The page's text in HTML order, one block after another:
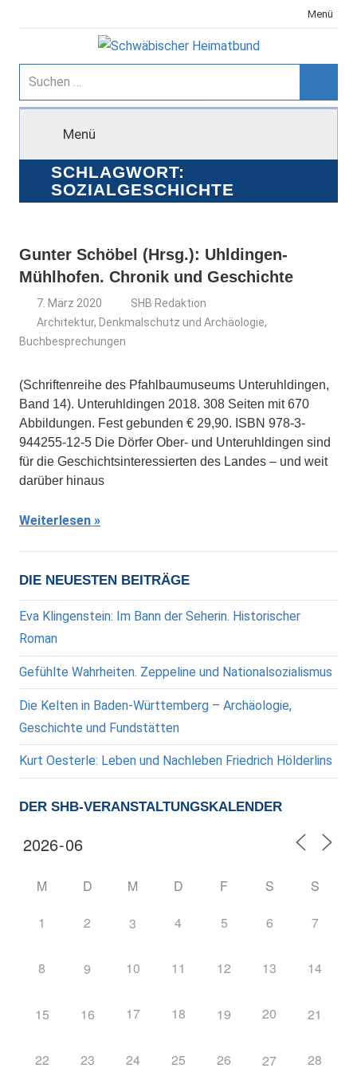
Inhalt
Menü
Schwäbischer
Heimatbund
Suchen
nach:
Menü
SCHLAGWORT:
SOZIALGESCHICHTE
Gunter Schöbel (Hrsg.): Uhldingen-
Mühlhofen. Chronik und Geschichte
7. März 2020
SHB Redaktion
Architektur, Denkmalschutz und Archäologie,
Buchbesprechungen
(Schriftenreihe des Pfahlbaumuseums Unteruhldingen,
Band 14). Unteruhldingen 2018. 308 Seiten mit 670
Abbildungen. Fest gebunden € 29,90. ISBN 978-3-
944255-12-5 Die Dörfer Ober- und Unteruhldingen sind
für die Geschichtsinteressierten des Landes – und weit
darüber hinaus
Weiterlesen
DIE NEUESTEN BEITRÄGE
Eva Klingenstein: Im Bann der Seherin. Historischer
Roman
Gefühlte Wahrheiten. Zeppeline und Nationalsozialismus
Die Kelten in Baden-Württemberg – Archäologie,
Geschichte und Fundstätten
Kurt Oesterle: Leben und Nachleben Friedrich Hölderlins
DER SHB-VERANSTALTUNGSKALENDER
M D M D F S S
1 2 3 4 5 6 7
8 9 10 11 12 13 14
15 16 17 18 19 20 21
22 23 24 25 26 27 28